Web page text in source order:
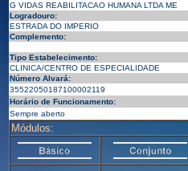
G VIDAS REABILITACAO HUMANA LTDA ME
Logradouro:
ESTRADA DO IMPERIO
Complemento:
Tipo Estabelecimento:
CLINICA/CENTRO DE ESPECIALIDADE
Número Alvará:
35522050187100002119
Horário de Funcionamento:
Sempre aberto
Módulos: